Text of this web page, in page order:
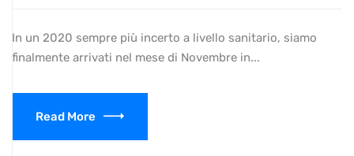
In un 2020 sempre più incerto a livello sanitario, siamo
finalmente arrivati nel mese di Novembre in...
Read More